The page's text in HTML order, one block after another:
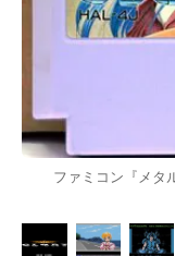
ファミコン『メタ